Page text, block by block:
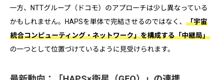
一方、NTTグループ（ドコモ）のアプローチは少し異なっている
かもしれません。HAPSを単体で完結させるのではなく、 「宇宙
統合コンピューティング・ネットワーク」を構成する「中継局」
の一つとして位置づけているように見受けられます。